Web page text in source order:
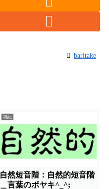
baritake
雑記
自然短音階：自然的短音階
＿言葉のボヤキ^_^;